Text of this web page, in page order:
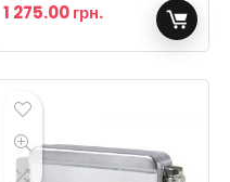
1 275.00грн.